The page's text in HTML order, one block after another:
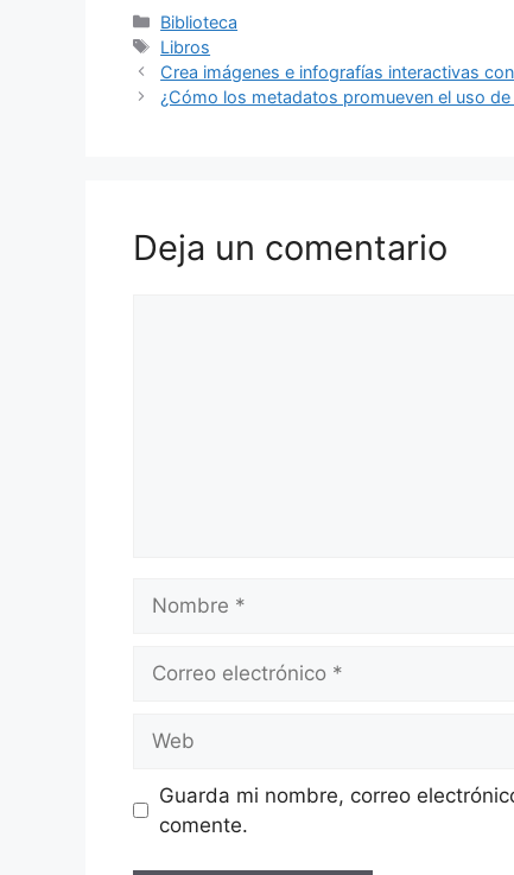
c
e
b
at
s
A
gr
a
e
st
l
p
ar
Categorías
Biblioteca
Etiquetas
Libros
Crea imágenes e infografías interactivas
¿Cómo los metadatos promueven el uso
Deja un comentario
electrónico
Guarda mi nombre, correo
comente.